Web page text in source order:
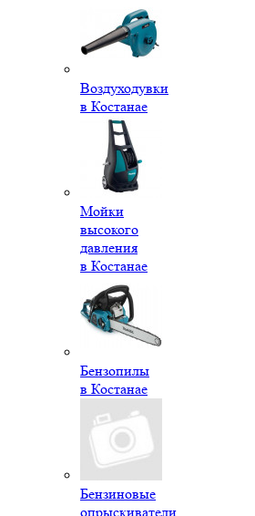
Воздуходувки
в Костанае
Мойки
высокого
давления
в Костанае
Бензопилы
в Костанае
Бензиновые
опрыскиватели